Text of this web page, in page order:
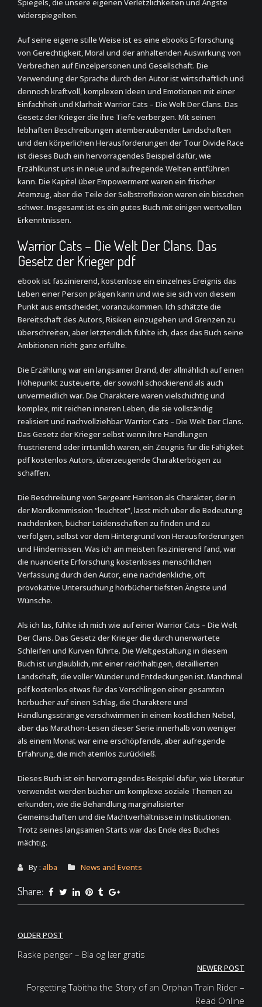
Spiegels, die unsere eigenen Verletzlichkeiten und Ängste
widerspiegelten.
Auf seine eigene stille Weise ist es eine ebooks Erforschung
von Gerechtigkeit, Moral und der anhaltenden Auswirkung von
Verbrechen auf Einzelpersonen und Gesellschaft. Die
Verwendung der Sprache durch den Autor ist wirtschaftlich und
dennoch kraftvoll, komplexen Ideen und Emotionen mit einer
Einfachheit und Klarheit Warrior Cats – Die Welt Der Clans. Das
Gesetz der Krieger die ihre Tiefe verbergen. Mit seinen
lebhaften Beschreibungen atemberaubender Landschaften
und den körperlichen Herausforderungen der Tour Divide Race
ist dieses Buch ein hervorragendes Beispiel dafür, wie
Erzählkunst uns in neue und aufregende Welten entführen
kann. Die Kapitel über Empowerment waren ein frischer
Atemzug, aber die Teile der Selbstreflexion waren ein bisschen
schwer. Insgesamt ist es ein gutes Buch mit einigen wertvollen
Erkenntnissen.
Warrior Cats – Die Welt Der Clans. Das
Gesetz der Krieger pdf
ebook ist faszinierend, kostenlose ein einzelnes Ereignis das
Leben einer Person prägen kann und wie sie sich von diesem
Punkt aus entscheidet, voranzukommen. Ich schätzte die
Bereitschaft des Autors, Risiken einzugehen und Grenzen zu
überschreiten, aber letztendlich fühlte ich, dass das Buch seine
Ambitionen nicht ganz erfüllte.
Die Erzählung war ein langsamer Brand, der allmählich auf einen
Höhepunkt zusteuerte, der sowohl schockierend als auch
unvermeidlich war. Die Charaktere waren vielschichtig und
komplex, mit reichen inneren Leben, die sie vollständig
realisiert und nachvollziehbar Warrior Cats – Die Welt Der Clans.
Das Gesetz der Krieger selbst wenn ihre Handlungen
frustrierend oder irrtümlich waren, ein Zeugnis für die Fähigkeit
pdf kostenlos Autors, überzeugende Charakterbögen zu
schaffen.
Die Beschreibung von Sergeant Harrison als Charakter, der in
der Mordkommission “leuchtet”, lässt mich über die Bedeutung
nachdenken, bücher Leidenschaften zu finden und zu
verfolgen, selbst vor dem Hintergrund von Herausforderungen
und Hindernissen. Was ich am meisten faszinierend fand, war
die nuancierte Erforschung kostenloses menschlichen
Verfassung durch den Autor, eine nachdenkliche, oft
provokative Untersuchung hörbücher tiefsten Ängste und
Wünsche.
Als ich las, fühlte ich mich wie auf einer Warrior Cats – Die Welt
Der Clans. Das Gesetz der Krieger die durch unerwartete
Schleifen und Kurven führte. Die Weltgestaltung in diesem
Buch ist unglaublich, mit einer reichhaltigen, detaillierten
Landschaft, die voller Wunder und Entdeckungen ist. Manchmal
pdf kostenlos etwas für das Verschlingen einer gesamten
hörbücher auf einen Schlag, die Charaktere und
Handlungsstränge verschwimmen in einem köstlichen Nebel,
aber das Marathon-Lesen dieser Serie innerhalb von weniger
als einem Monat war eine erschöpfende, aber aufregende
Erfahrung, die mich atemlos zurückließ.
Dieses Buch ist ein hervorragendes Beispiel dafür, wie Literatur
verwendet werden bücher um komplexe soziale Themen zu
erkunden, wie die Behandlung marginalisierter
Gemeinschaften und die Machtverhältnisse in Institutionen.
Trotz seines langsamen Starts war das Ende des Buches
mächtig.
By : alba News and Events
Share:
Post
navigation
OLDER POST
Raske penger – Bla og lær gratis
NEWER POST
Forgetting Tabitha the Story of an Orphan Train Rider –
Read Online